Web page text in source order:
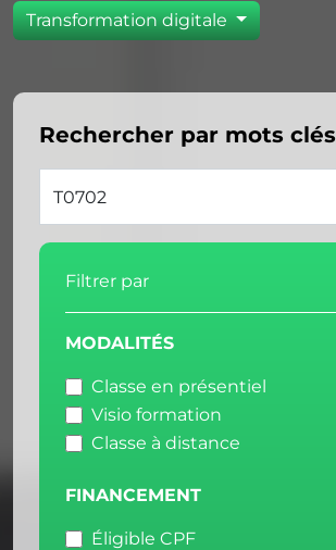
Transformation digitale
Rechercher par mots clés
Filtrer par
MODALITÉS
Classe en présentiel
Visio formation
Classe à distance
FINANCEMENT
Éligible CPF